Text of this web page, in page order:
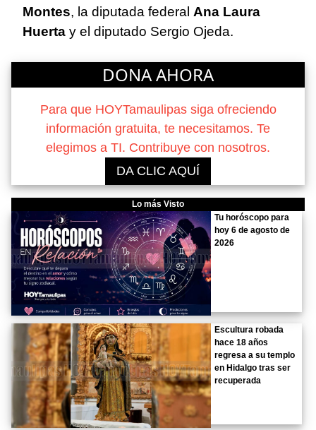
Montes, la diputada federal Ana Laura
Huerta y el diputado Sergio Ojeda.
DONA AHORA
Para que HOYTamaulipas siga ofreciendo
información gratuita, te necesitamos. Te
elegimos a TI. Contribuye con nosotros.
DA CLIC AQUÍ
Lo más Visto
Tu horóscopo para
hoy 6 de agosto de
2026
Escultura robada
hace 18 años
regresa a su templo
en Hidalgo tras ser
recuperada